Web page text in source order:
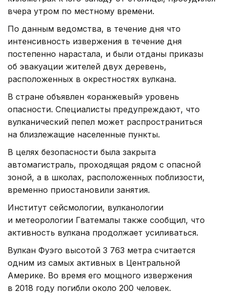
вчера утром по местному времени.
По данным ведомства, в течение дня что
интенсивность извержения в течение дня
постепенно нарастала, и были отданы приказы
об эвакуации жителей двух деревень,
расположенных в окрестностях вулкана.
В стране объявлен «оранжевый» уровень
опасности. Специалисты предупреждают, что
вулканический пепел может распространиться
на близлежащие населенные пункты.
В целях безопасности была закрыта
автомагистраль, проходящая рядом с опасной
зоной, а в школах, расположенных поблизости,
временно приостановили занятия.
Институт сейсмологии, вулканологии
и метеорологии Гватемалы также сообщил, что
активность вулкана продолжает усиливаться.
Вулкан Фуэго высотой 3 763 метра считается
одним из самых активных в Центральной
Америке. Во время его мощного извержения
в 2018 году погибли около 200 человек.